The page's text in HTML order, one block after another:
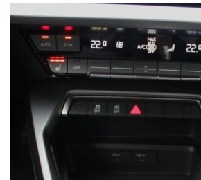
ABS Airbag frontali, laterali e altri
dalla corsia Android Auto
Sistema di assistenza alla frenata di
assistenza alla partenza in salita
Sensore di luce Sensore pioggia
smartphone Climatizzatore automatico
vocale Controllo automatico della
Servosterzo Schermo tattile ESP
posizione a LED GPS Isofix Cerchi in
pneumatici di emergenza vivavoce
anteriori a LED Porta USB Radio DAB
velocità Specchietto retrovisore esterno
retrovisore automatico